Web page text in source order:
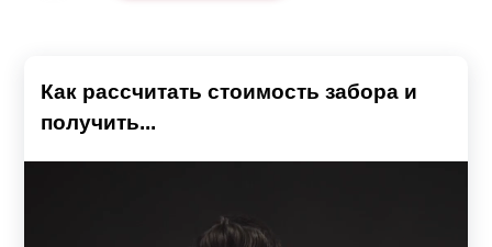
Как рассчитать стоимость забора и
получить...